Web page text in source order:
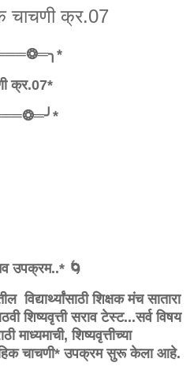
चाचणी क्र.07
क्र.07*
उपक्रम..* 🌀
विद्यार्थ्यांसाठी शिक्षक मंच सातारा
शिष्यवृत्ती सराव टेस्ट...सर्व विषय
शिष्यवृत्तीच्या
चाचणी* उपक्रम सुरू केला आहे.